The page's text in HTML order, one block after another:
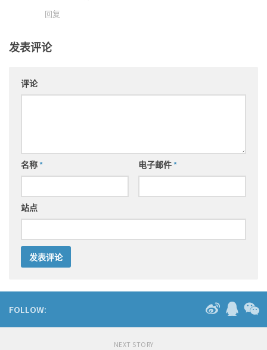
回复
发表评论
评论
名称* 电子邮件*
站点
FOLLOW:
NEXT STORY